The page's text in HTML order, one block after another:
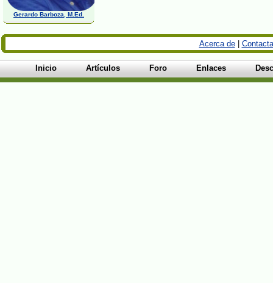
Gerardo Barboza, M.Ed.
Acerca de|
Inicio Artículos Foro Enlaces